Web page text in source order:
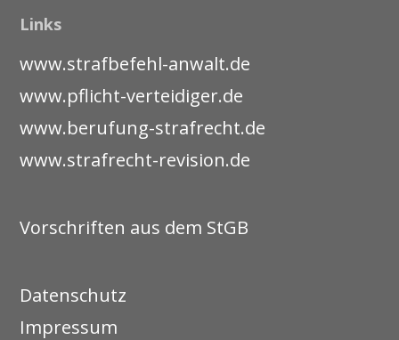
Links
www.strafbefehl-anwalt.de
www.pflicht-verteidiger.de
www.berufung-strafrecht.de
www.strafrecht-revision.de
Vorschriften aus dem StGB
Datenschutz
Impressum